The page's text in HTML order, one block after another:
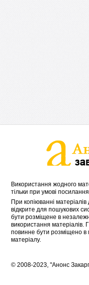
Використання жодного
тільки при умові
При копіюванні
відкрите для пошукових
бути розміщене в
використання матеріалів.
повинне бути розміщено в
матеріалу.
© 2008-2023, "Анонс